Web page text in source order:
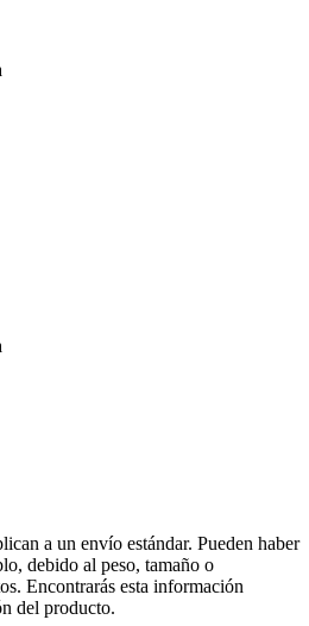
a un envío estándar. Pueden haber
debido al peso, tamaño o
Encontrarás esta información
del producto.